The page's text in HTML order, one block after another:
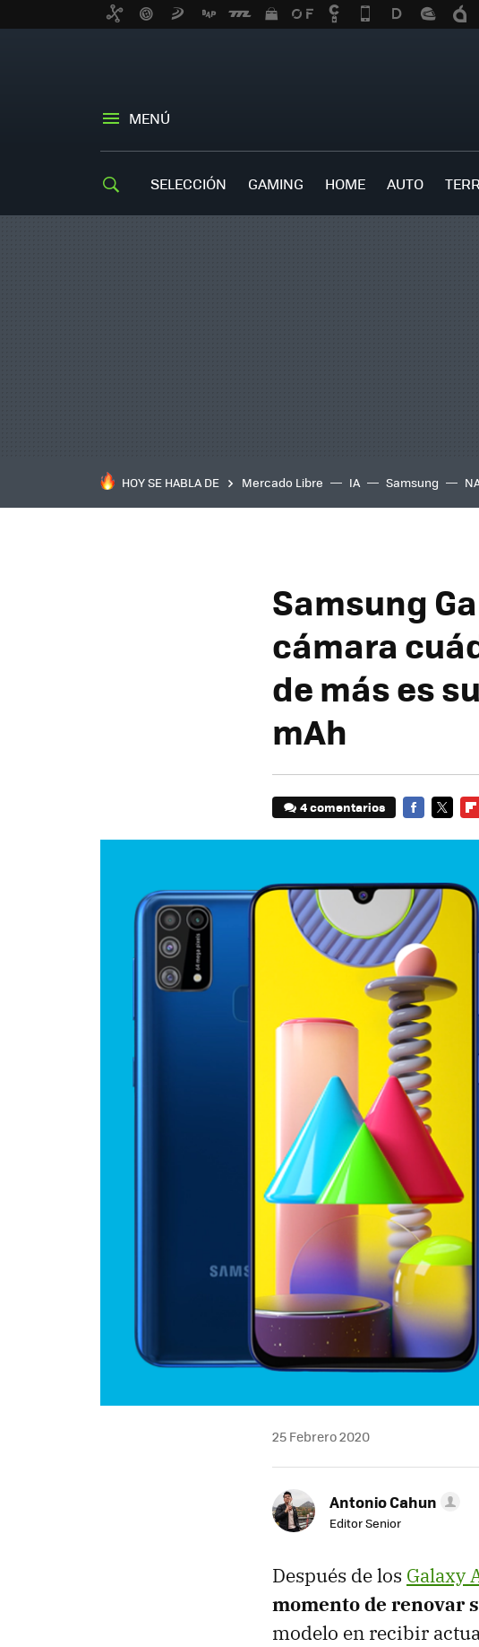
MENÚ
SELECCIÓN GAMING HOME AUTO
HOY SE HABLA DE Mercado Libre IA Samsung
Samsung
cámara
de más es
mAh
4 comentarios
25 Febrero 2020
Antonio Cahun
Editor Senior
Después de los Galaxy
momento de renovar
modelo en recibir